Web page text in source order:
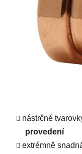
nástrčné
provedení
extrémně